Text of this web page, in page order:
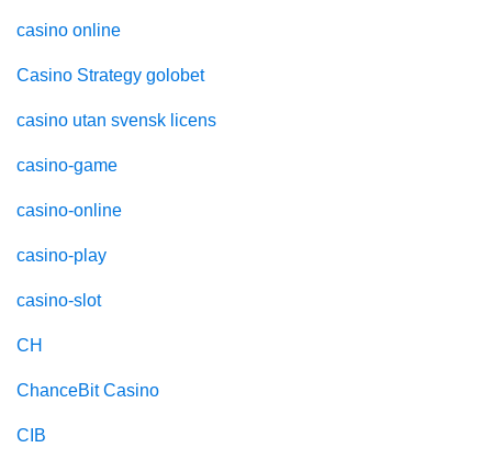
casino online
Casino Strategy golobet
casino utan svensk licens
casino-game
casino-online
casino-play
casino-slot
CH
ChanceBit Casino
CIB